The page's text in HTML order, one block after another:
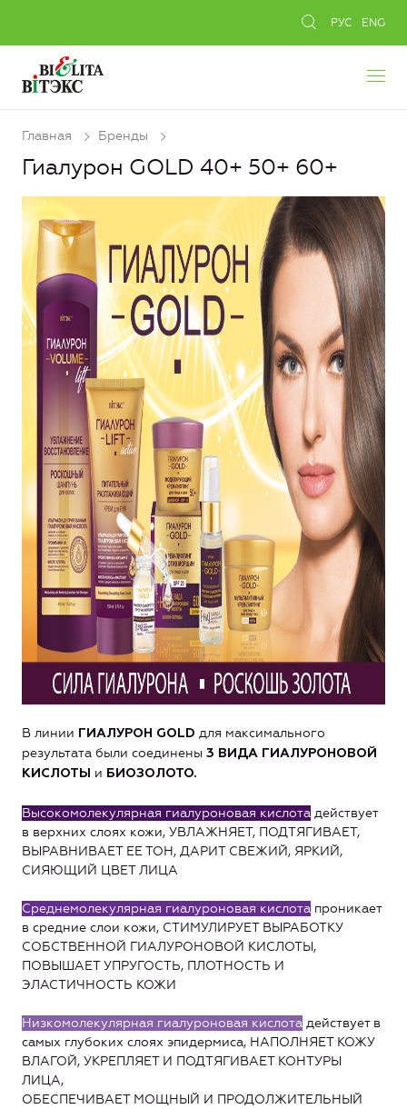
РУС ENG
Главная Бренды
Гиалурон GOLD 40+ 50+ 60+
В линии ГИАЛУРОН GOLD для максимального
результата были соединены 3 ВИДА ГИАЛУРОНОВОЙ
КИСЛОТЫ
и БИОЗОЛОТО.
Высокомолекулярная гиалуроновая кислота действует
в верхних слоях кожи, УВЛАЖНЯЕТ, ПОДТЯГИВАЕТ,
ВЫРАВНИВАЕТ ЕЕ ТОН, ДАРИТ СВЕЖИЙ, ЯРКИЙ,
СИЯЮЩИЙ ЦВЕТ ЛИЦА
Среднемолекулярная гиалуроновая кислота проникает
в средние слои кожи, СТИМУЛИРУЕТ ВЫРАБОТКУ
СОБСТВЕННОЙ ГИАЛУРОНОВОЙ КИСЛОТЫ,
ПОВЫШАЕТ УПРУГОСТЬ, ПЛОТНОСТЬ И
ЭЛАСТИЧНОСТЬ КОЖИ
Низкомолекулярная гиалуроновая кислота действует в
самых глубоких слоях эпидермиса, НАПОЛНЯЕТ КОЖУ
ВЛАГОЙ, УКРЕПЛЯЕТ И ПОДТЯГИВАЕТ КОНТУРЫ
ЛИЦА,
ОБЕСПЕЧИВАЕТ МОЩНЫЙ И ПРОДОЛЖИТЕЛЬНЫЙ